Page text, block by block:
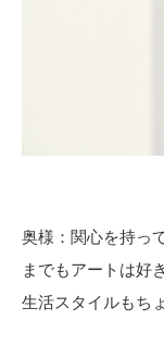
奥様：関心を持っ
までもアートは好
生活スタイルもち